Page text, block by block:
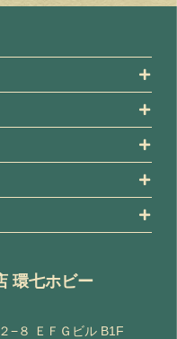
環七ホビー
−８ ＥＦＧビル B1F